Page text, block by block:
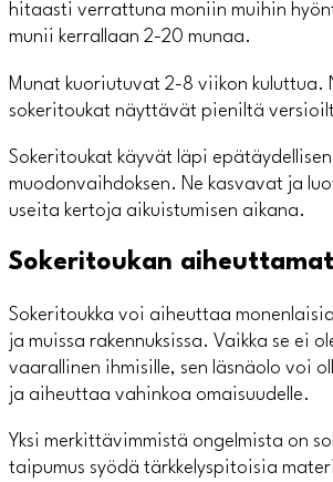
hitaasti verrattuna moniin muihin
munii kerrallaan 2-20 munaa.
Munat kuoriutuvat 2-8 viikon kuluttua.
sokeritoukat näyttävät pieniltä
Sokeritoukat käyvät läpi epätäydellisen
muodonvaihdoksen. Ne kasvavat ja
useita kertoja aikuistumisen aikana.
Sokeritoukan
Sokeritoukka voi aiheuttaa
ja muissa rakennuksissa. Vaikka se ei
vaarallinen ihmisille, sen läsnäolo voi
ja aiheuttaa vahinkoa omaisuudelle.
Yksi merkittävimmistä ongelmista on
taipumus syödä tärkkelyspitoisia